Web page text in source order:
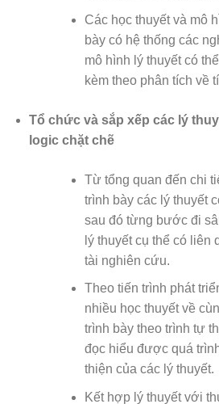
Các học thuyết và mô
bày có hệ thống các
mô hình lý thuyết có
kèm theo phân tích về
Tổ chức và sắp xếp các lý
logic chặt chẽ
Từ tổng quan đến chi
trình bày các lý thuyết
sau đó từng bước đi
lý thuyết cụ thể có liên
tài nghiên cứu.
Theo tiến trình phát
nhiều học thuyết về
trình bày theo trình tự
đọc hiểu được quá
thiện của các lý thuyết.
Kết hợp lý thuyết với